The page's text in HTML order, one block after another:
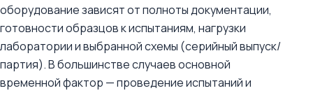
оборудование зависят от полноты документации,
готовности образцов к испытаниям, нагрузки
лаборатории и выбранной схемы (серийный выпуск/
партия). В большинстве случаев основной
временной фактор — проведение испытаний и